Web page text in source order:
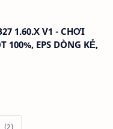
1.60.X V1 - CHƠI
100%, EPS DÒNG KẺ,